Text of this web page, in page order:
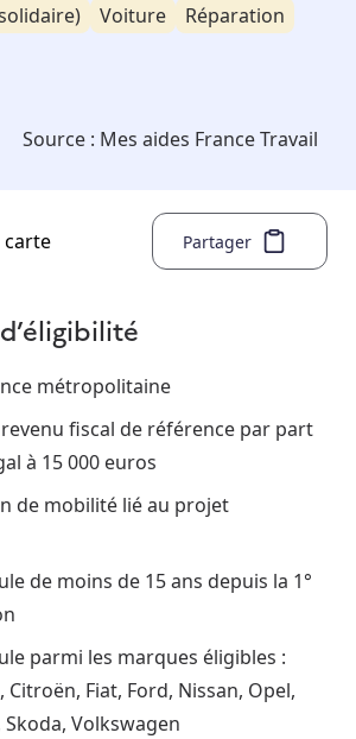
Voiture
Réparation
Source : Mes aides France Travail
carte Partager
métropolitaine
revenu fiscal de référence par part
à 15 000 euros
de mobilité lié au projet
de moins de 15 ans depuis la 1°
parmi les marques éligibles :
Citroën, Fiat, Ford, Nissan, Opel,
Skoda, Volkswagen